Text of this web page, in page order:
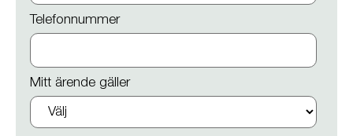
Telefonnummer
Mitt ärende gäller